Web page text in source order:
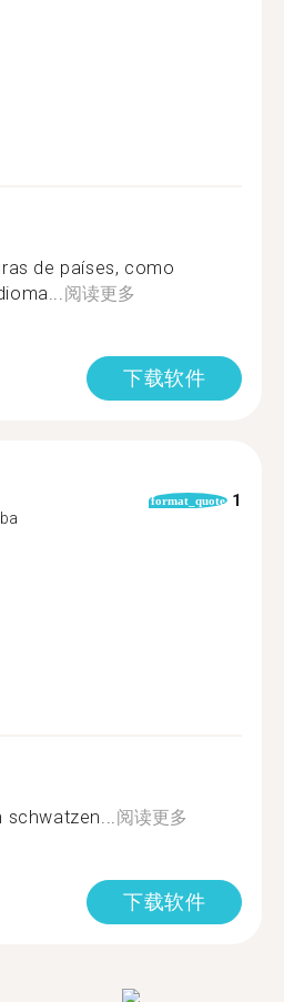
de países, como
阅读更多
下载软件
format_quote 1
schwatzen...阅读更多
下载软件